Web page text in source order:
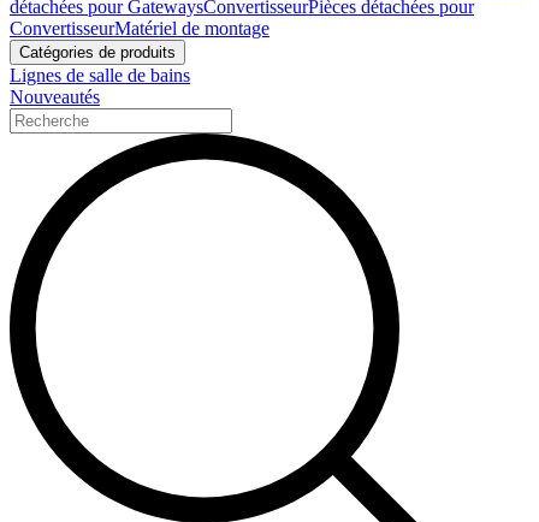
détachées pour GatewaysConvertisseurPièces détachées pour
ConvertisseurMatériel de montage
Catégories de produits
Lignes de salle de bains
Nouveautés